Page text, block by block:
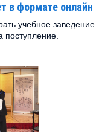
в формате онлайн
учебное заведение
поступление.